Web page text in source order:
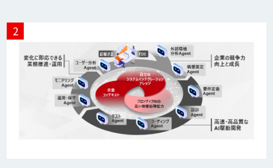
画像解析・デジタルツイン領域のAI開発